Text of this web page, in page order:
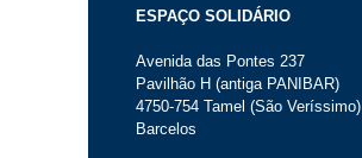
ESPAÇO SOLIDÁRIO
Avenida das Pontes 237
Pavilhão H (antiga PANIBAR)
4750-754 Tamel (São Veríssimo)
Barcelos